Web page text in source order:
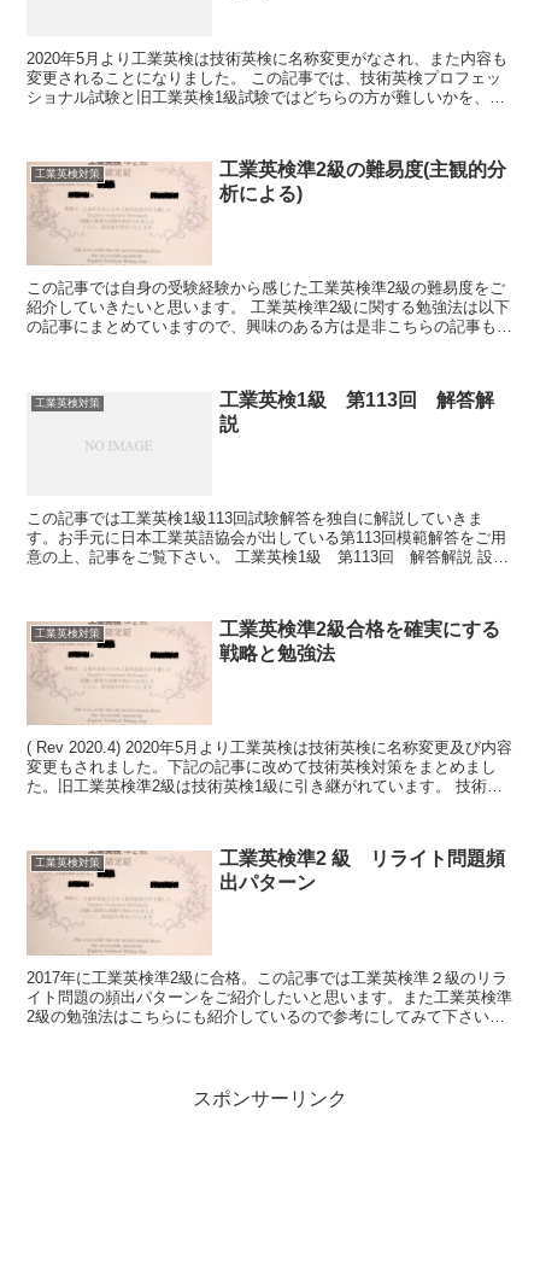
2020年5月より工業英検は技術英検に名称変更がなされ、また内容も
変更されることになりました。 この記事では、技術英検プロフェッ
ショナル試験と旧工業英検1級試験ではどちらの方が難しいかを、独
工業英検対策
工業英検準2級の難易度(主観的分
析による)
この記事では自身の受験経験から感じた工業英検準2級の難易度をご
紹介していきたいと思います。 工業英検準2級に関する勉強法は以下
の記事にまとめていますので、興味のある方は是非こちらの記事もご
工業英検対策
工業英検1級 第113回 解答解
説
この記事では工業英検1級113回試験解答を独自に解説していきま
す。お手元に日本工業英語協会が出している第113回模範解答をご用
意の上、記事をご覧下さい。 工業英検1級 第113回 解答解説 設問
工業英検対策
工業英検準2級合格を確実にする
戦略と勉強法
( Rev 2020.4) 2020年5月より工業英検は技術英検に名称変更及び内容
変更もされました。下記の記事に改めて技術英検対策をまとめまし
た。旧工業英検準2級は技術英検1級に引き継がれています。 技術英
工業英検対策
工業英検準2 級 リライト問題頻
出パターン
2017年に工業英検準2級に合格。この記事では工業英検準２級のリラ
イト問題の頻出パターンをご紹介したいと思います。また工業英検準
2級の勉強法はこちらにも紹介しているので参考にしてみて下さい。
スポンサーリンク